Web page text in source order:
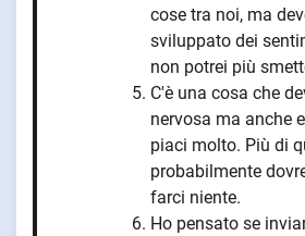
cose tra noi, ma
sviluppato dei
non potrei più
C'è una cosa che
nervosa ma anche
piaci molto. Più di
probabilmente
farci niente.
Ho pensato se